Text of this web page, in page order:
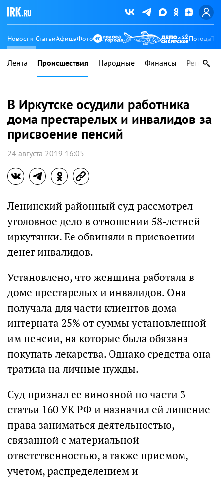
Новости СтатьиАфишаФото Погода
Лента Происшествия Народные Финансы Регионы
В Иркутске осудили работника
дома престарелых и инвалидов за
присвоение пенсий
24 августа 2019 16:05
Ленинский районный суд рассмотрел
уголовное дело в отношении 58-летней
иркутянки. Ее обвиняли в присвоении
денег инвалидов.
Установлено, что женщина работала в
доме престарелых и инвалидов. Она
получала для части клиентов дома-
интерната 25% от суммы установленной
им пенсии, на которые была обязана
покупать лекарства. Однако средства она
тратила на личные нужды.
Суд признал ее виновной по части 3
статьи 160 УК РФ и назначил ей лишение
права заниматься деятельностью,
связанной с материальной
ответственностью, а также приемом,
учетом, распределением и